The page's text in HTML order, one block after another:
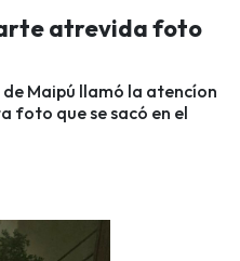
atrevida foto
Maipú llamó la atencíon
foto que se sacó en el